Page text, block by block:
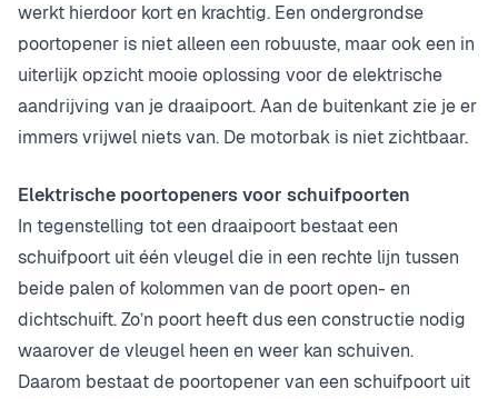
werkt hierdoor kort en krachtig. Een ondergrondse
poortopener is niet alleen een robuuste, maar ook een in
uiterlijk opzicht mooie oplossing voor de elektrische
aandrijving van je draaipoort. Aan de buitenkant zie je er
immers vrijwel niets van. De motorbak is niet zichtbaar.
Elektrische poortopeners voor schuifpoorten
In tegenstelling tot een draaipoort bestaat een
schuifpoort uit één vleugel die in een rechte lijn tussen
beide palen of kolommen van de poort open- en
dichtschuift. Zo’n poort heeft dus een constructie nodig
waarover de vleugel heen en weer kan schuiven.
Daarom bestaat de poortopener van een schuifpoort uit